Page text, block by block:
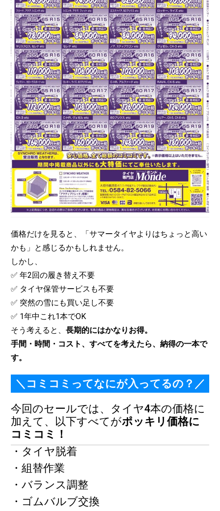
価格だけを見ると、「サマータイヤよりはちょっと高い
かも」と感じるかもしれません。
しかし、
✅ 年2回の履き替え不要
✅ タイヤ保管サービスも不要
✅ 突然の雪にも買い足し不要
✅ 1年中これ1本でOK
そう考えると、 長期的にはかなりお得。
手間・時間・コスト、すべてを考えたら、納得の一本で
す。
＼コミコミってなにが入ってるの？／
今回のセールでは、タイヤ4本の価格に
加えて、以下すべてがポッキリ価格に
コミコミ！
・タイヤ脱着
・組替作業
・バランス調整
・ゴムバルブ交換